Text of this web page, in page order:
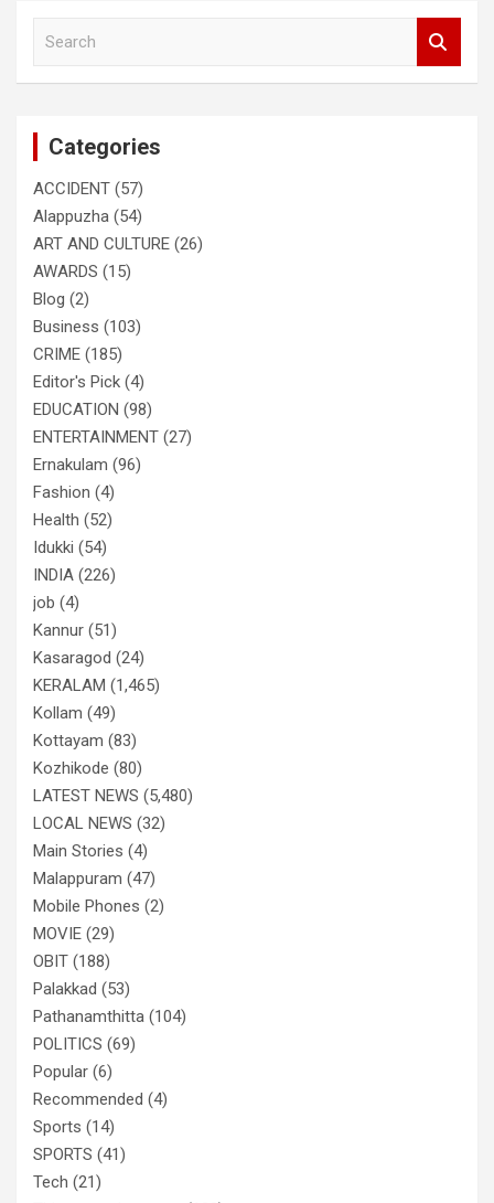
Categories
ACCIDENT (57)
Alappuzha (54)
ART AND CULTURE (26)
AWARDS (15)
Blog (2)
Business (103)
CRIME (185)
Editor's Pick (4)
EDUCATION (98)
ENTERTAINMENT (27)
Ernakulam (96)
Fashion (4)
Health (52)
Idukki (54)
INDIA (226)
job (4)
Kannur (51)
Kasaragod (24)
KERALAM (1,465)
Kollam (49)
Kottayam (83)
Kozhikode (80)
LATEST NEWS (5,480)
LOCAL NEWS (32)
Main Stories (4)
Malappuram (47)
Mobile Phones (2)
MOVIE (29)
OBIT (188)
Palakkad (53)
Pathanamthitta (104)
POLITICS (69)
Popular (6)
Recommended (4)
Sports (14)
SPORTS (41)
Tech (21)